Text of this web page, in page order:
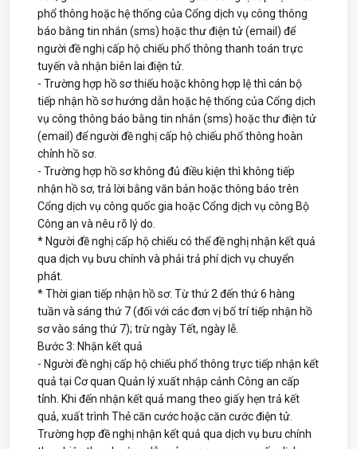
phổ thông hoặc hệ thống của Cổng dịch vụ công thông
báo bằng tin nhắn (sms) hoặc thư điện tử (email) để
người đề nghị cấp hộ chiếu phổ thông thanh toán trực
tuyến và nhận biên lai điện tử.
- Trường hợp hồ sơ thiếu hoặc không hợp lệ thì cán bộ
tiếp nhận hồ sơ hướng dẫn hoặc hệ thống của Cổng dịch
vụ công thông báo bằng tin nhắn (sms) hoặc thư điện tử
(email) để người đề nghị cấp hộ chiếu phổ thông hoàn
chỉnh hồ sơ.
- Trường hợp hồ sơ không đủ điều kiện thì không tiếp
nhận hồ sơ, trả lời bằng văn bản hoặc thông báo trên
Cổng dịch vụ công quốc gia hoặc Cổng dịch vụ công Bộ
Công an và nêu rõ lý do.
* Người đề nghị cấp hộ chiếu có thể đề nghị nhận kết quả
qua dịch vụ bưu chính và phải trả phí dịch vụ chuyển
phát.
* Thời gian tiếp nhận hồ sơ: Từ thứ 2 đến thứ 6 hàng
tuần và sáng thứ 7 (đối với các đơn vị bố trí tiếp nhận hồ
sơ vào sáng thứ 7); trừ ngày Tết, ngày lễ.
Bước 3: Nhận kết quả
- Người đề nghị cấp hộ chiếu phổ thông trực tiếp nhận kết
quả tại Cơ quan Quản lý xuất nhập cảnh Công an cấp
tỉnh. Khi đến nhận kết quả mang theo giấy hẹn trả kết
quả, xuất trình Thẻ căn cước hoặc căn cước điện tử.
Trường hợp đề nghị nhận kết quả qua dịch vụ bưu chính